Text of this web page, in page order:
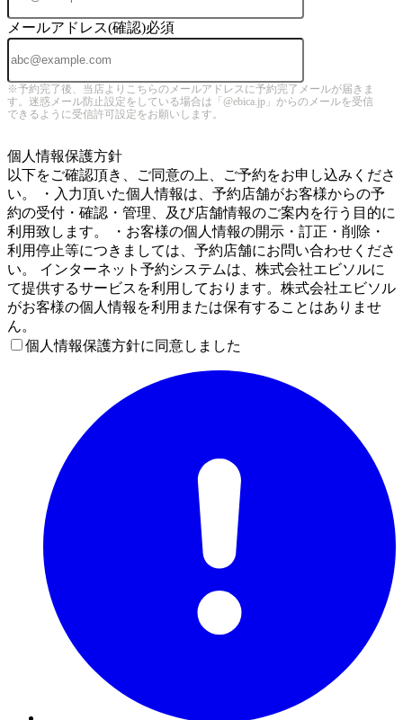
メールアドレス(確認)必須
※予約完了後、当店よりこちらのメールアドレスに予約完了メールが届きま
す。迷惑メール防止設定をしている場合は「@ebica.jp」からのメールを受信
できるように受信許可設定をお願いします。
個人情報保護方針
以下をご確認頂き、ご同意の上、ご予約をお申し込みくださ
い。 ・入力頂いた個人情報は、予約店舗がお客様からの予
約の受付・確認・管理、及び店舗情報のご案内を行う目的に
利用致します。 ・お客様の個人情報の開示・訂正・削除・
利用停止等につきましては、予約店舗にお問い合わせくださ
い。 インターネット予約システムは、株式会社エビソルに
て提供するサービスを利用しております。株式会社エビソル
がお客様の個人情報を利用または保有することはありませ
ん。
個人情報保護方針に同意しました